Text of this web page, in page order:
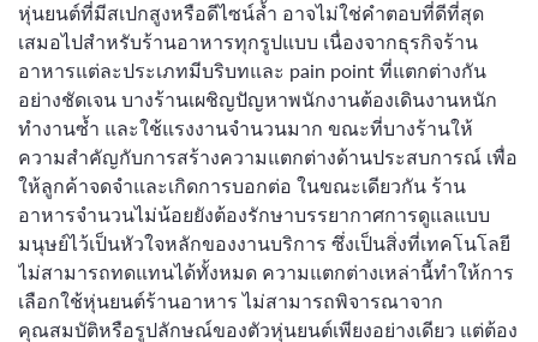
หุ่นยนต์ที่มีสเปกสูงหรือดีไซน์ล้ำ อาจไม่ใช่คำตอบที่ดีที่สุด
เสมอไปสำหรับร้านอาหารทุกรูปแบบ เนื่องจากธุรกิจร้าน
อาหารแต่ละประเภทมีบริบทและ pain point ที่แตกต่างกัน
อย่างชัดเจน บางร้านเผชิญปัญหาพนักงานต้องเดินงานหนัก
ทำงานซ้ำ และใช้แรงงานจำนวนมาก ขณะที่บางร้านให้
ความสำคัญกับการสร้างความแตกต่างด้านประสบการณ์ เพื่อ
ให้ลูกค้าจดจำและเกิดการบอกต่อ ในขณะเดียวกัน ร้าน
อาหารจำนวนไม่น้อยยังต้องรักษาบรรยากาศการดูแลแบบ
มนุษย์ไว้เป็นหัวใจหลักของงานบริการ ซึ่งเป็นสิ่งที่เทคโนโลยี
ไม่สามารถทดแทนได้ทั้งหมด ความแตกต่างเหล่านี้ทำให้การ
เลือกใช้หุ่นยนต์ร้านอาหาร ไม่สามารถพิจารณาจาก
คุณสมบัติหรือรูปลักษณ์ของตัวหุ่นยนต์เพียงอย่างเดียว แต่ต้อง